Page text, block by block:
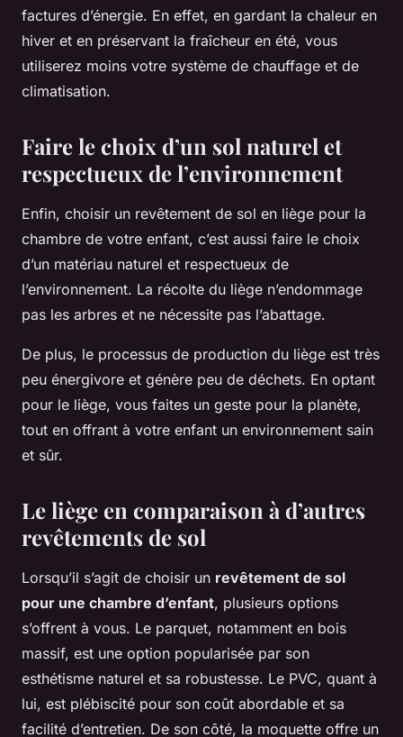
factures d’énergie. En effet, en gardant la chaleur en
hiver et en préservant la fraîcheur en été, vous
utiliserez moins votre système de chauffage et de
climatisation.
Faire le choix d’un sol naturel et
respectueux de l’environnement
Enfin, choisir un revêtement de sol en liège pour la
chambre de votre enfant, c’est aussi faire le choix
d’un matériau naturel et respectueux de
l’environnement. La récolte du liège n’endommage
pas les arbres et ne nécessite pas l’abattage.
De plus, le processus de production du liège est très
peu énergivore et génère peu de déchets. En optant
pour le liège, vous faites un geste pour la planète,
tout en offrant à votre enfant un environnement sain
et sûr.
Le liège en comparaison à d’autres
revêtements de sol
Lorsqu’il s’agit de choisir un revêtement de sol
pour une chambre d’enfant, plusieurs options
s’offrent à vous. Le parquet, notamment en bois
massif, est une option popularisée par son
esthétisme naturel et sa robustesse. Le PVC, quant à
lui, est plébiscité pour son coût abordable et sa
facilité d’entretien. De son côté, la moquette offre un